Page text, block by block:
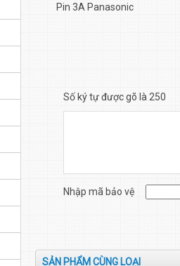
Pin 3A Panasonic
Số ký tự được gõ là 250
Nhập mã bảo vệ
SẢN PHẨM CÙNG LOẠI